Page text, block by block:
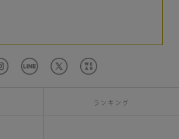
ランキング